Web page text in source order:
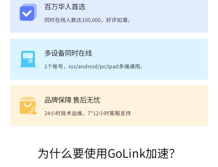
百万华人首选
同时在线人数达100,000，好评如潮。
多设备同时在线
1个账号，ios/android/pc/ipad多端通用。
品牌保障 售后无忧
24小时技术运维，7*12小时客服支持
为什么要使用GoLink加速？